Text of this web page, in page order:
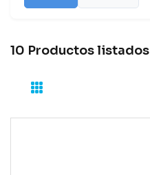
10 Productos listados